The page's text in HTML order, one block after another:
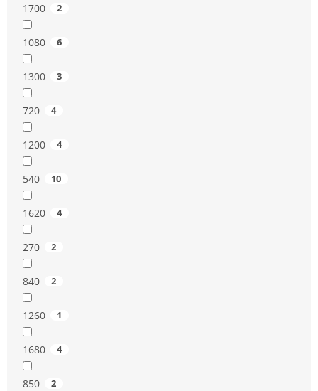
1700 2
1080 6
1300 3
720 4
1200 4
540 10
1620 4
270 2
840 2
1260 1
1680 4
850 2